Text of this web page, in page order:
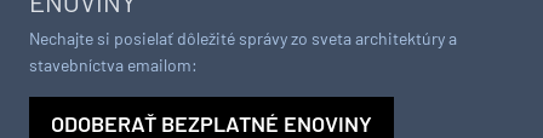
Nechajte si posielať dôležité správy zo sveta architektúry a
stavebníctva emailom:
ODOBERAŤ BEZPLATNÉ ENOVINY